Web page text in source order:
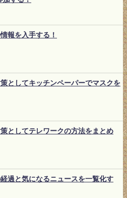
報を入手する！
としてキッチンペーパーでマスクを
としてテレワークの方法をまとめ
過と気になるニュースを一覧化す